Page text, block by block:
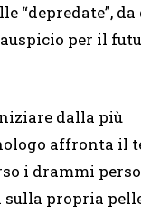
“depredate”, da
auspicio per il
dalla più
affronta il
i drammi
sulla propria